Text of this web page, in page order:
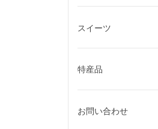
スイーツ
特産品
お問い合わせ